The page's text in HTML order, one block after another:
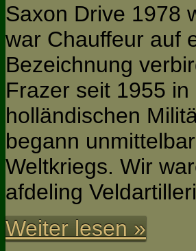
Saxon Drive 1978
war Chauffeur auf
Bezeichnung
Frazer seit 1955
holländischen
begann
Weltkriegs. Wir
afdeling
Weiter lesen »